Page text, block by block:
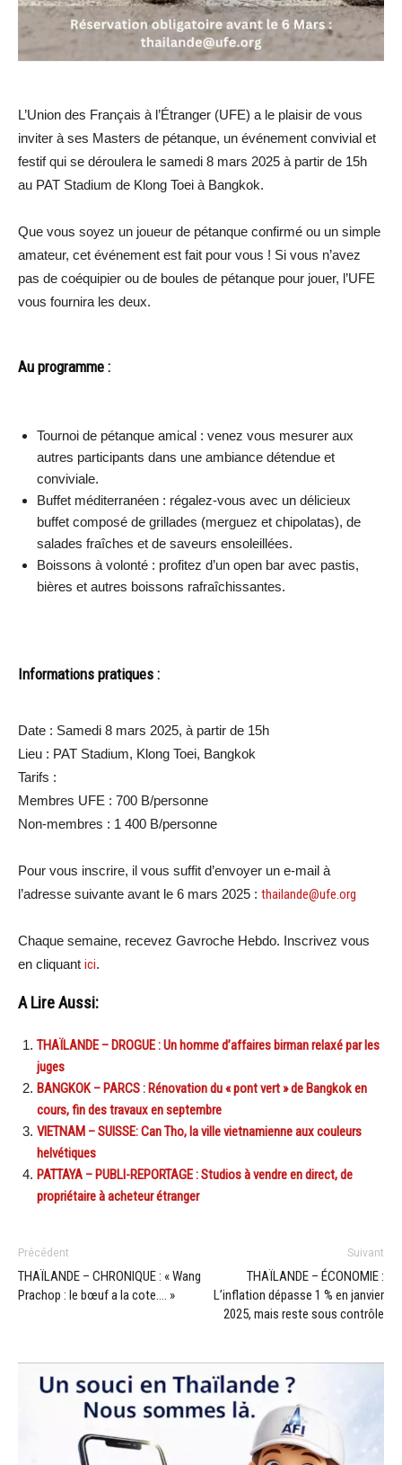
L’Union des Français à l’Étranger (UFE) a le plaisir de vous
inviter à ses Masters de pétanque, un événement convivial et
festif qui se déroulera le samedi 8 mars 2025 à partir de 15h
au PAT Stadium de Klong Toei à Bangkok.
Que vous soyez un joueur de pétanque confirmé ou un simple
amateur, cet événement est fait pour vous ! Si vous n’avez
pas de coéquipier ou de boules de pétanque pour jouer, l’UFE
vous fournira les deux.
Au programme :
Tournoi de pétanque amical : venez vous mesurer aux
autres participants dans une ambiance détendue et
conviviale.
Buffet méditerranéen : régalez-vous avec un délicieux
buffet composé de grillades (merguez et chipolatas), de
salades fraîches et de saveurs ensoleillées.
Boissons à volonté : profitez d’un open bar avec pastis,
bières et autres boissons rafraîchissantes.
Informations pratiques :
Date : Samedi 8 mars 2025, à partir de 15h
Lieu : PAT Stadium, Klong Toei, Bangkok
Tarifs :
Membres UFE : 700 B/personne
Non-membres : 1 400 B/personne
Pour vous inscrire, il vous suffit d’envoyer un e-mail à
l’adresse suivante avant le 6 mars 2025 : thailande@ufe.org
Chaque semaine, recevez Gavroche Hebdo. Inscrivez vous
en cliquant ici.
A Lire Aussi:
THAÏLANDE – DROGUE : Un homme d’affaires birman relaxé par les
juges
BANGKOK – PARCS : Rénovation du « pont vert » de Bangkok en
cours, fin des travaux en septembre
VIETNAM – SUISSE: Can Tho, la ville vietnamienne aux couleurs
helvétiques
PATTAYA – PUBLI-REPORTAGE : Studios à vendre en direct, de
propriétaire à acheteur étranger
Précédent
THAÏLANDE – CHRONIQUE : « Wang
Prachop : le bœuf a la cote…. »
Suivant
THAÏLANDE – ÉCONOMIE :
L’inflation dépasse 1 % en janvier
2025, mais reste sous contrôle